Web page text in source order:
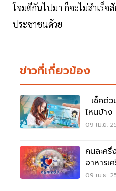
โจมตีกันไปมา ก็จะไม่สำเร็จ
ประชาชนด้วย
ข่าวที่เกี่ยวข้อง
เช็คด่
ไหนบ้า
09 เม.ย.
คนละครึ่
อาหาร
ล้าน
09 เม.ย.